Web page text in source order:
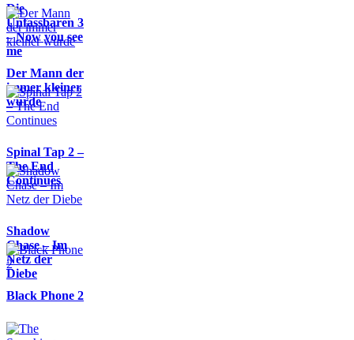
Die
Unfassbaren 3
– Now you see
me
Der Mann der
immer kleiner
wurde
Spinal Tap 2 –
The End
Continues
Shadow
Chase – Im
Netz der
Diebe
Black Phone 2